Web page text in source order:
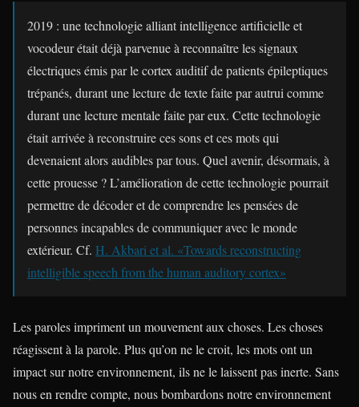
2019 : une technologie alliant intelligence artificielle et
vocodeur était déjà parvenue à reconnaître les signaux
électriques émis par le cortex auditif de patients épileptiques
trépanés, durant une lecture de texte faite par autrui comme
durant une lecture mentale faite par eux. Cette technologie
était arrivée à reconstruire ces sons et ces mots qui
devenaient alors audibles par tous. Quel avenir, désormais, à
cette prouesse ? L’amélioration de cette technologie pourrait
permettre de décoder et de comprendre les pensées de
personnes incapables de communiquer avec le monde
extérieur. Cf. H. Akbari et al. «Towards reconstructing
intelligible speech from the human auditory cortex»
Les paroles impriment un mouvement aux choses. Les choses
réagissent à la parole. Plus qu’on ne le croit, les mots ont un
impact sur notre environnement, ils ne le laissent pas inerte. Sans
nous en rendre compte, nous bombardons notre environnement